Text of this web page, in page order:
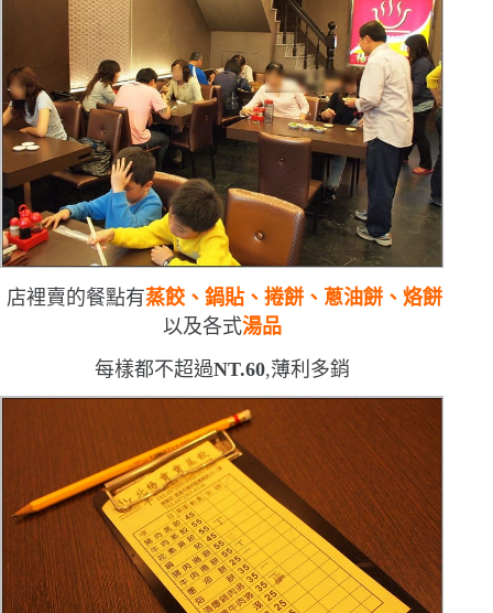
店裡賣的餐點有蒸餃、鍋貼、捲餅、蔥油餅、烙餅
以及各式湯品
每樣都不超過NT.60,薄利多銷